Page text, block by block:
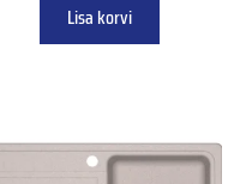
Lisa korvi